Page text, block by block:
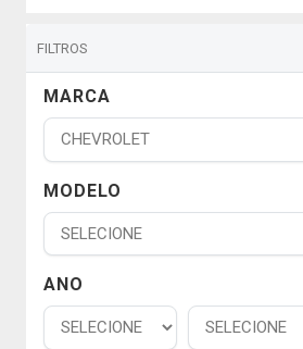
FILTROS
MARCA
MODELO
ANO